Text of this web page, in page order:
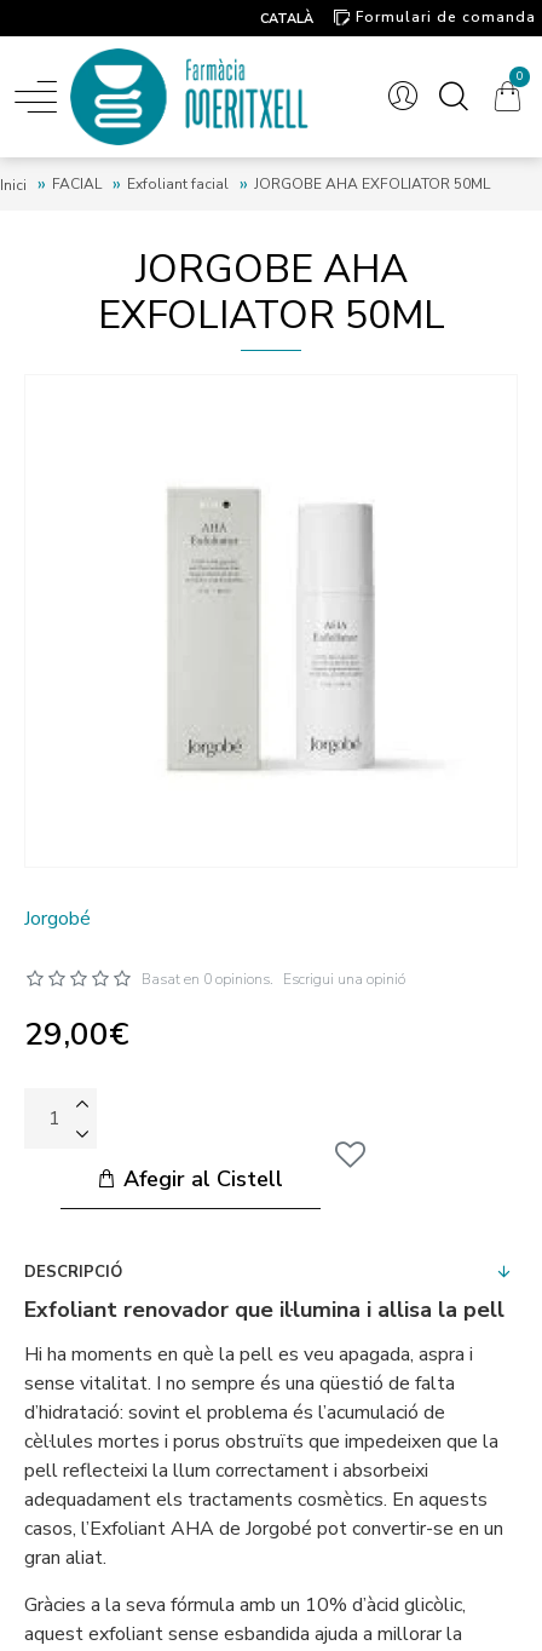
CATALÀ
Formulari de comanda
0
Inici FACIAL Exfoliant facial JORGOBE AHA EXFOLIATOR 50ML
JORGOBE AHA
EXFOLIATOR 50ML
Jorgobé
Basat en 0 opinions. Escrigui una opinió
29,00€
Afegir al Cistell
DESCRIPCIÓ
Exfoliant renovador que il·lumina i allisa la pell
Hi ha moments en què la pell es veu apagada, aspra i
sense vitalitat. I no sempre és una qüestió de falta
d’hidratació: sovint el problema és l’acumulació de
cèl·lules mortes i porus obstruïts que impedeixen que la
pell reflecteixi la llum correctament i absorbeixi
adequadament els tractaments cosmètics. En aquests
casos, l’Exfoliant AHA de Jorgobé pot convertir-se en un
gran aliat.
Gràcies a la seva fórmula amb un 10% d’àcid glicòlic,
aquest exfoliant sense esbandida ajuda a millorar la